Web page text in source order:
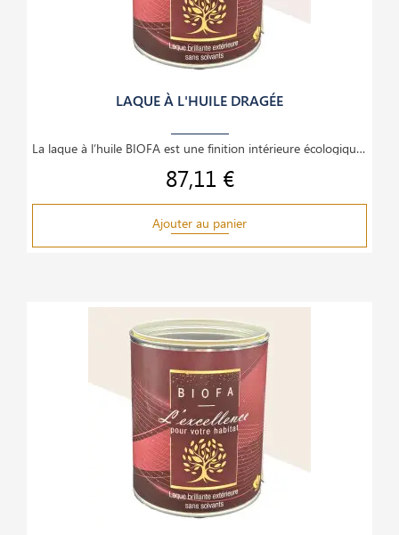
LAQUE À L'HUILE DRAGÉE
La laque à l’huile BIOFA est une finition intérieure écologique et haut de gamme, idéale pour le
Prix
87,11 €
Ajouter au panier